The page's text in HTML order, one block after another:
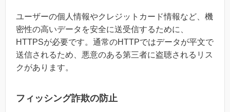
ユーザーの個人情報やクレジットカード情報など、機
密性の高いデータを安全に送受信するために、
HTTPSが必要です。通常のHTTPではデータが平文で
送信されるため、悪意のある第三者に盗聴されるリス
クがあります。
フィッシング詐欺の防止